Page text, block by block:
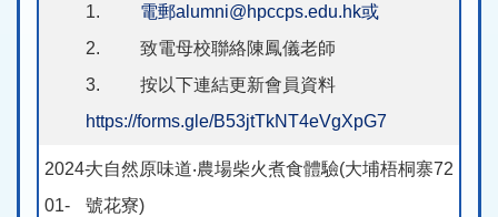
1. 電郵alumni@hpccps.edu.hk或
2. 致電母校聯絡陳鳳儀老師
3. 按以下連結更新會員資料
https://forms.gle/B53jtTkNT4eVgXpG7
2024-
01-
大自然原味道‧農場柴火煮食體驗(大埔梧桐寨72
號花寮)